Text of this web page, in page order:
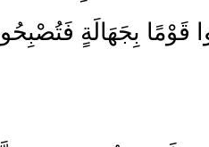
قَوْمًا بِجَهَالَةٍ